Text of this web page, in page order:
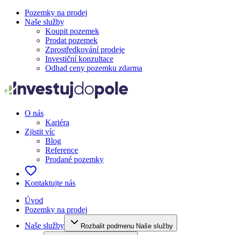
Pozemky na prodej
Naše služby
Koupit pozemek
Prodat pozemek
Zprostředkování prodeje
Investiční konzultace
Odhad ceny pozemku zdarma
O nás
Kariéra
Zjistit víc
Blog
Reference
Prodané pozemky
Kontaktujte nás
Úvod
Pozemky na prodej
Naše služby
Rozbalit podmenu Naše služby